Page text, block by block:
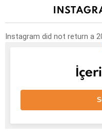
Instagram did not return a